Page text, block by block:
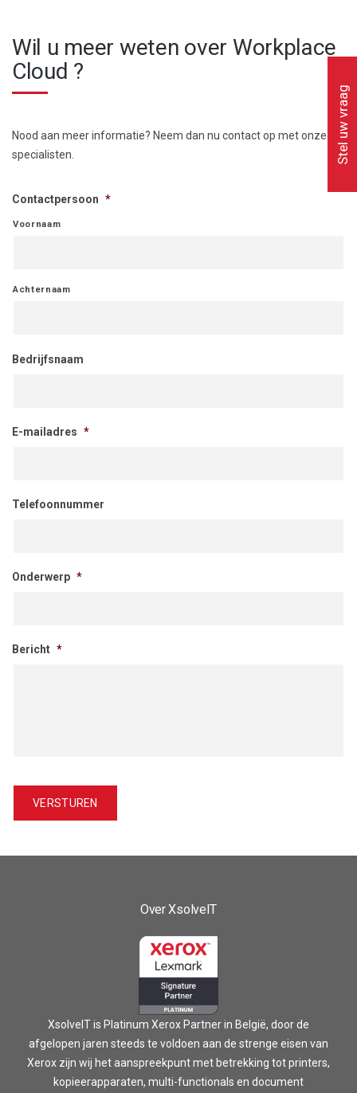
Wil u meer weten over Workplace
Cloud ?
Nood aan meer informatie? Neem dan nu contact op met onze
specialisten.
Contactpersoon *
Voornaam
Achternaam
Bedrijfsnaam
E-mailadres *
Telefoonnummer
Onderwerp *
Bericht *
Over XsolveIT
XsolveIT is Platinum Xerox Partner in België, door de
afgelopen jaren steeds te voldoen aan de strenge eisen van
Xerox zijn wij het aanspreekpunt met betrekking tot printers,
kopieerapparaten, multi-functionals en document
Stel uw vraag